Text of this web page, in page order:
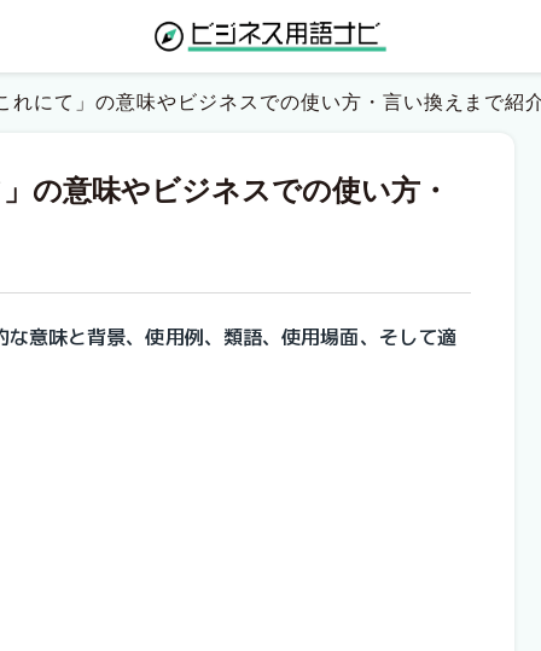
れにて」の意味やビジネスでの使い方・言い換えまで紹
の意味やビジネスでの使い方・
意味と背景、使用例、類語、使用場面、そして適